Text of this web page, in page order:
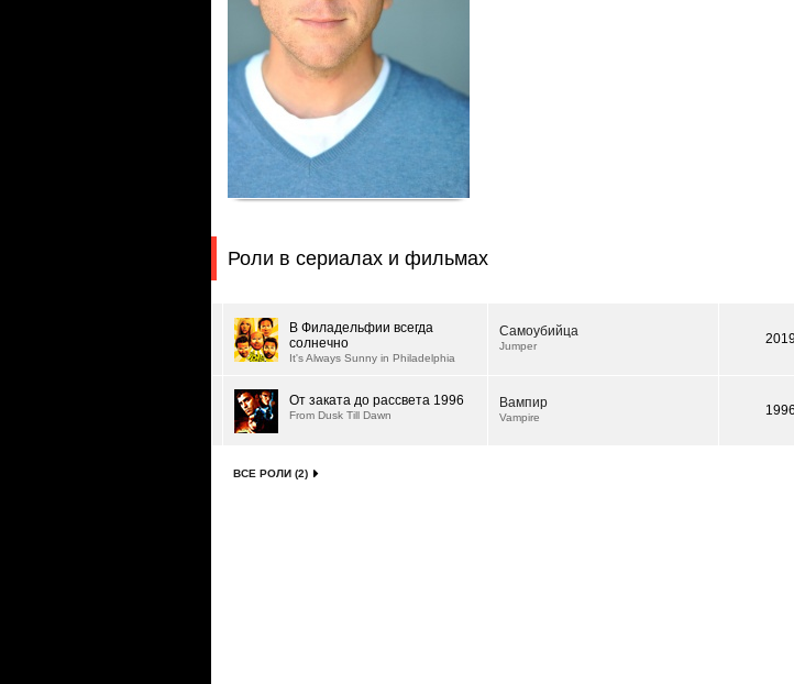
Роли в сериалах и фильмах
В Филадельфии всегда
солнечно
It's Always Sunny in Philadelphia
Самоубийца
Jumper
От заката до рассвета 1996
From Dusk Till Dawn
Вампир
Vampire
ВСЕ РОЛИ (2)